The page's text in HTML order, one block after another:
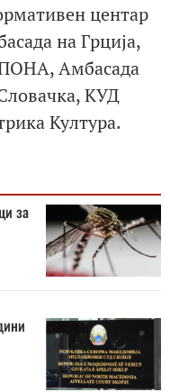
центар
на Грција,
Амбасада
КУД
Култура.
за